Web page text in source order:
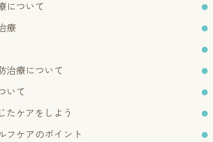
について
療
治療について
いて
たケアをしよう
フケアのポイント